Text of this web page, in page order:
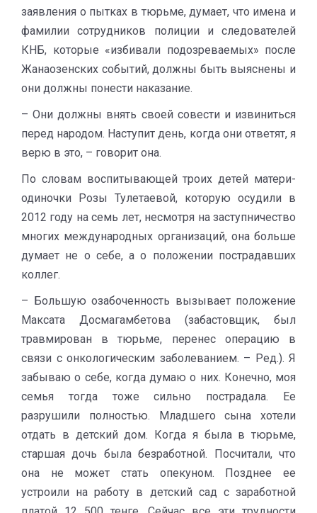
заявления о пытках в тюрьме, думает, что имена и
фамилии сотрудников полиции и следователей
КНБ, которые «избивали подозреваемых» после
Жанаозенских событий, должны быть выяснены и
они должны понести наказание.
– Они должны внять своей совести и извиниться
перед народом. Наступит день, когда они ответят, я
верю в это, – говорит она.
По словам воспитывающей троих детей матери-
одиночки Розы Тулетаевой, которую осудили в
2012 году на семь лет, несмотря на заступничество
многих международных организаций, она больше
думает не о себе, а о положении пострадавших
коллег.
– Большую озабоченность вызывает положение
Максата Досмагамбетова (забастовщик, был
травмирован в тюрьме, перенес операцию в
связи с онкологическим заболеванием. – Ред.). Я
забываю о себе, когда думаю о них. Конечно, моя
семья тогда тоже сильно пострадала. Ее
разрушили полностью. Младшего сына хотели
отдать в детский дом. Когда я была в тюрьме,
старшая дочь была безработной. Посчитали, что
она не может стать опекуном. Позднее ее
устроили на работу в детский сад с заработной